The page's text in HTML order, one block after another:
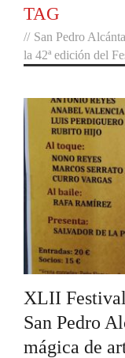
TAG
// San Pedro
la 42ª edición del
XLII
San Pedro
mágica de